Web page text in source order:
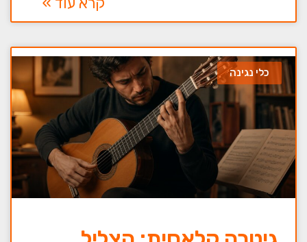
כלי נגינה